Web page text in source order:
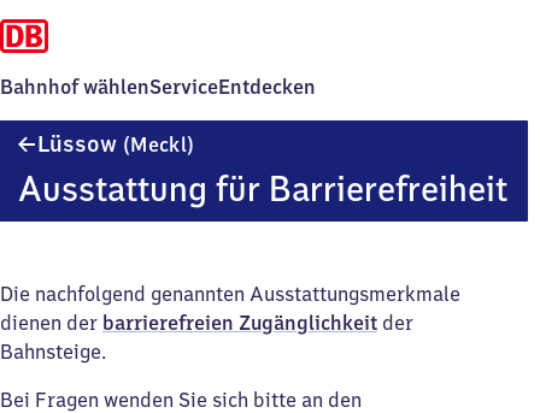
Bahnhof wählenServiceEntdecken
Lüssow (Meckl)
Ausstattung für Barrierefreiheit
Die nachfolgend genannten Ausstattungsmerkmale
dienen der barrierefreien Zugänglichkeit der
Bahnsteige.
Bei Fragen wenden Sie sich bitte an den